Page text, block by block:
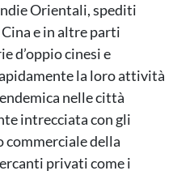
Orientali, spediti
e in altre parti
d’oppio cinesi e
la loro attività
nelle città
intrecciata con gli
della
privati come i